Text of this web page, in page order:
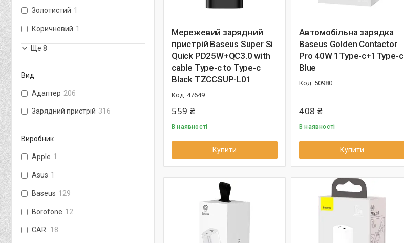
Мережевий зарядний
пристрій Baseus Super Si
Quick PD25W+QC3.0 with
cable Type-c to Type-c
Black TZCCSUP-L01
47649
559 ₴
В наявності
Купити
Автомобільна зарядка
Baseus Golden Contactor
Pro 40W 1Type-c+1Type-c
Blue
50980
408 ₴
В наявності
Купити
Золотистий 1
Коричневий 1
Ще 8
Вид
Адаптер 206
Зарядний пристрій 316
Виробник
Apple 1
Asus 1
Baseus 129
Borofone 12
CAR 18